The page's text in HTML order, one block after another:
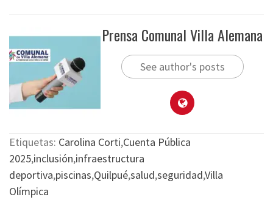
Prensa Comunal Villa Alemana
See author's posts
Etiquetas: Carolina Corti,Cuenta Pública
2025,inclusión,infraestructura
deportiva,piscinas,Quilpué,salud,seguridad,Villa
Olímpica